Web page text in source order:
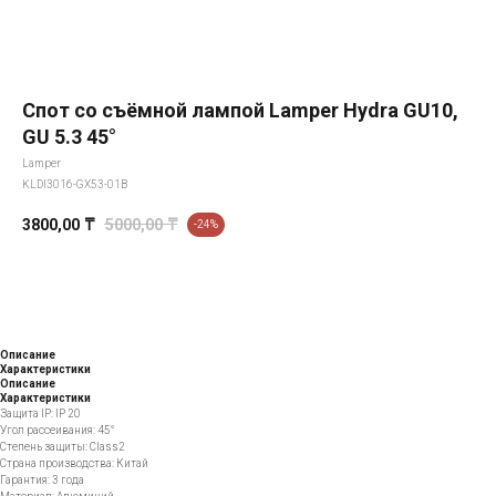
Спот со съёмной лампой Lamper Hydra GU10,
GU 5.3 45°
Lamper
KLDI3016-GX53-01B
3800,00 ₸ 5000,00 ₸ -24%
Описание
Характеристики
Описание
Характеристики
Защита IP: IP 20
Угол рассеивания: 45°
Степень защиты: Class2
Страна производства: Китай
Гарантия: 3 года